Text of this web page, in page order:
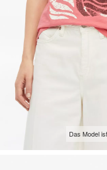
Das Model